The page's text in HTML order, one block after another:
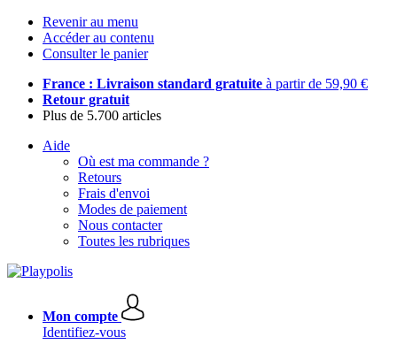
Revenir au menu
Accéder au contenu
Consulter le panier
France : Livraison standard gratuite à partir de 59,90 €
Retour gratuit
Plus de 5.700 articles
Aide
Où est ma commande ?
Retours
Frais d'envoi
Modes de paiement
Nous contacter
Toutes les rubriques
Mon compte
Identifiez-vous